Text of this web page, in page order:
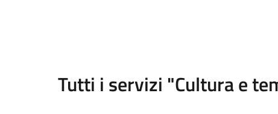
Tutti i servizi "Cultura e